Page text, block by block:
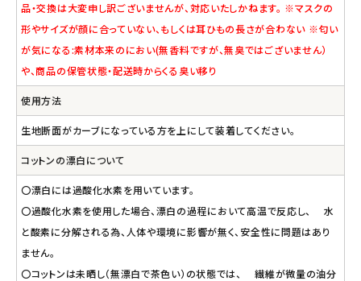
品・交換は大変申し訳ございませんが、対応いたしかねます。 ※マスクの
形やサイズが顔に合っていない、もしくは耳ひもの長さが合わない ※匂い
が気になる:素材本来のにおい(無香料ですが、無臭ではございません）
や、商品の保管状態・配送時からくる臭い移り
使用方法
生地断面がカーブになっている方を上にして装着してください。
コットンの漂白について
〇漂白には過酸化水素を用いています。
〇過酸化水素を使用した場合、漂白の過程において高温で反応し、 水
と酸素に分解される為、人体や環境に影響が無く、安全性に問題はあり
ません。
〇コットンは未晒し（無漂白で茶色い）の状態では、 繊維が微量の油分